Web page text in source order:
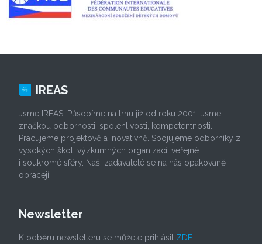
IREAS
Jsme IREAS. Působíme na trhu již od roku 2001. Jsme
značkou odbornosti, spolehlivosti, kompetentnosti.
Pracujeme projektově a inovativně. Spojujeme odborníky z
vysokých škol, výzkumných organizací, veřejné
i soukromé sféry. Naši zadavatelé se na nás opakovaně
obracejí.
Newsletter
K odběru newsletteru se můžete přihlásit ZDE